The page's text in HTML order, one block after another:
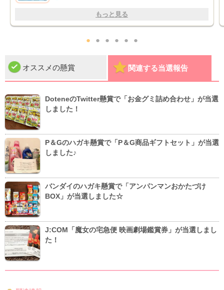
もっと見る
● ● ● ● ● ●
オススメの懸賞 関連する当選報告
DoteneのTwitter懸賞で「お金グミ詰め合わせ」が当選
しました！
P＆Gのハガキ懸賞で「P＆G商品ギフトセット」が当選
しました♪
バンダイのハガキ懸賞で「アンパンマンおかたづけ
BOX」が当選しました☆
J:COM「魔女の宅急便 映画劇場鑑賞券」が当選しまし
た！